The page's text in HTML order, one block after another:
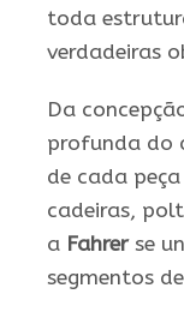
toda
verdadeiras
Da
profunda do
de cada
cadeiras,
a Fahrerse
segmentos